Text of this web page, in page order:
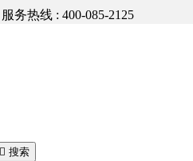
服务热线 : 400-085-2125
 搜索